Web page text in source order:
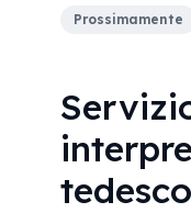
Prossimamente